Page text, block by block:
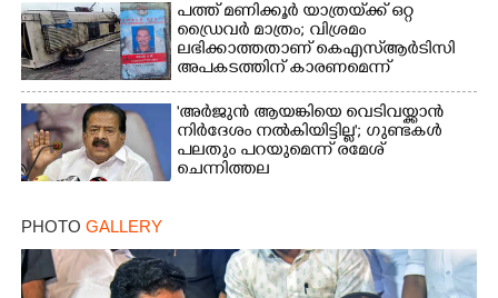
പത്ത് മണിക്കൂർ യാത്രയ്‌ക്ക് ഒറ്റ
ഡ്രൈവർ മാത്രം; വിശ്രമം
ലഭിക്കാത്തതാണ് കെഎസ്‌ആർടിസി
അപകടത്തിന് കാരണമെന്ന്
വിമർശനം
'അർജുൻ ആയങ്കിയെ വെടിവയ്ക്കാൻ
നിർദേശം നൽകിയിട്ടില്ല'; ഗുണ്ടകൾ
പലതും പറയുമെന്ന് രമേശ്
ചെന്നിത്തല
PHOTO GALLERY